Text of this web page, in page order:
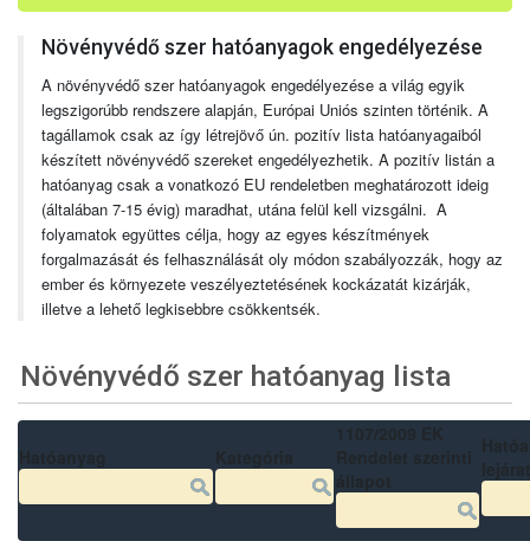
Növényvédő szer hatóanyagok engedélyezése
A növényvédő szer hatóanyagok engedélyezése a világ egyik
legszigorúbb rendszere alapján, Európai Uniós szinten történik. A
tagállamok csak az így létrejövő ún. pozitív lista hatóanyagaiból
készített növényvédő szereket engedélyezhetik. A pozitív listán a
hatóanyag csak a vonatkozó EU rendeletben meghatározott ideig
(általában 7-15 évig) maradhat, utána felül kell vizsgálni. A
folyamatok együttes célja, hogy az egyes készítmények
forgalmazását és felhasználását oly módon szabályozzák, hogy az
ember és környezete veszélyeztetésének kockázatát kizárják,
illetve a lehető legkisebbre csökkentsék.
Növényvédő szer hatóanyag lista